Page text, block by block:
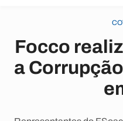
Focco
a